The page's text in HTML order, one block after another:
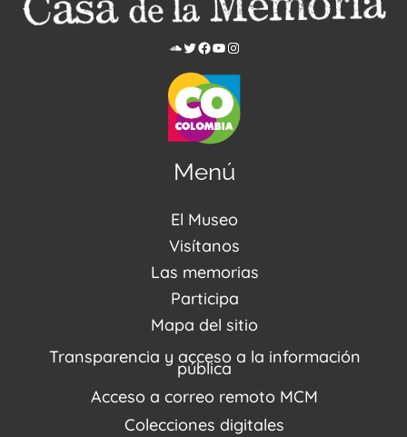
Menú
El Museo
Acerca de nosotros
Noticias
PQRSDF
Visítanos
Visítanos
Reserva tus espacios
Agenda / Programación
Recorridos Virtuales
Las memorias
Centro de Recursos
Repositorio (MUSEO / CASA / MEMORIA)
Narrativas del conflicto
Proyectos
Enlaces de memorias
Fondo Editorial
Participa
Estímulos
Mapa del sitio
Transparencia y acceso a la información
pública
Acceso a correo remoto MCM
Colecciones digitales